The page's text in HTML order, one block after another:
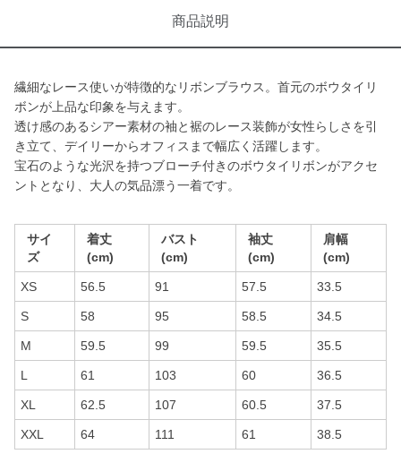
商品説明
繊細なレース使いが特徴的なリボンブラウス。首元のボウタイリ
ボンが上品な印象を与えます。
透け感のあるシアー素材の袖と裾のレース装飾が女性らしさを引
き立て、デイリーからオフィスまで幅広く活躍します。
宝石のような光沢を持つブローチ付きのボウタイリボンがアクセ
ントとなり、大人の気品漂う一着です。
サイ
ズ
着丈
(cm)
バスト
(cm)
袖丈
(cm)
肩幅
(cm)
XS 56.5 91 57.5 33.5
S 58 95 58.5 34.5
M 59.5 99 59.5 35.5
L 61 103 60 36.5
XL 62.5 107 60.5 37.5
XXL 64 111 61 38.5